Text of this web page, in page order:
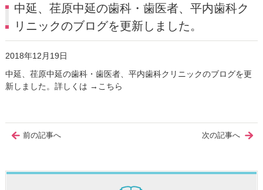
アクセス・診療時間
中延、荏原中延の歯科・歯医者、平内歯科ク
リニックのブログを更新しました。
2018年12月19日
中延、荏原中延の歯科・歯医者、平内歯科クリニックのブログを更
新しました。詳しくは → こちら
前の記事へ 次の記事へ